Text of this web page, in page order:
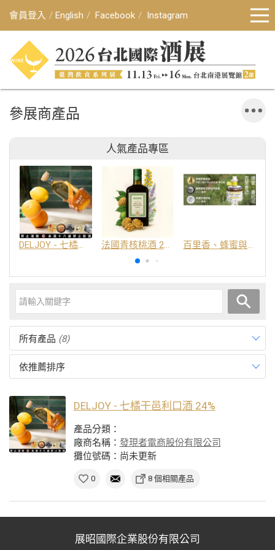
會員登入 English Facebook Instagram
參展商產品
人氣產品專區
DELJOY - 七橘干邑利口酒 24% 法國青核桃酒 25% 百里香、蜂蜜與番紅花酒
所有產品 (8)
依推薦排序
DELJOY - 七橘干邑利口酒 24%
產品分類：
廠商名稱： 發現者電商股份有限公司
攤位號碼：尚未更新
0 8 個相關產品
展昭國際企業股份有限公司